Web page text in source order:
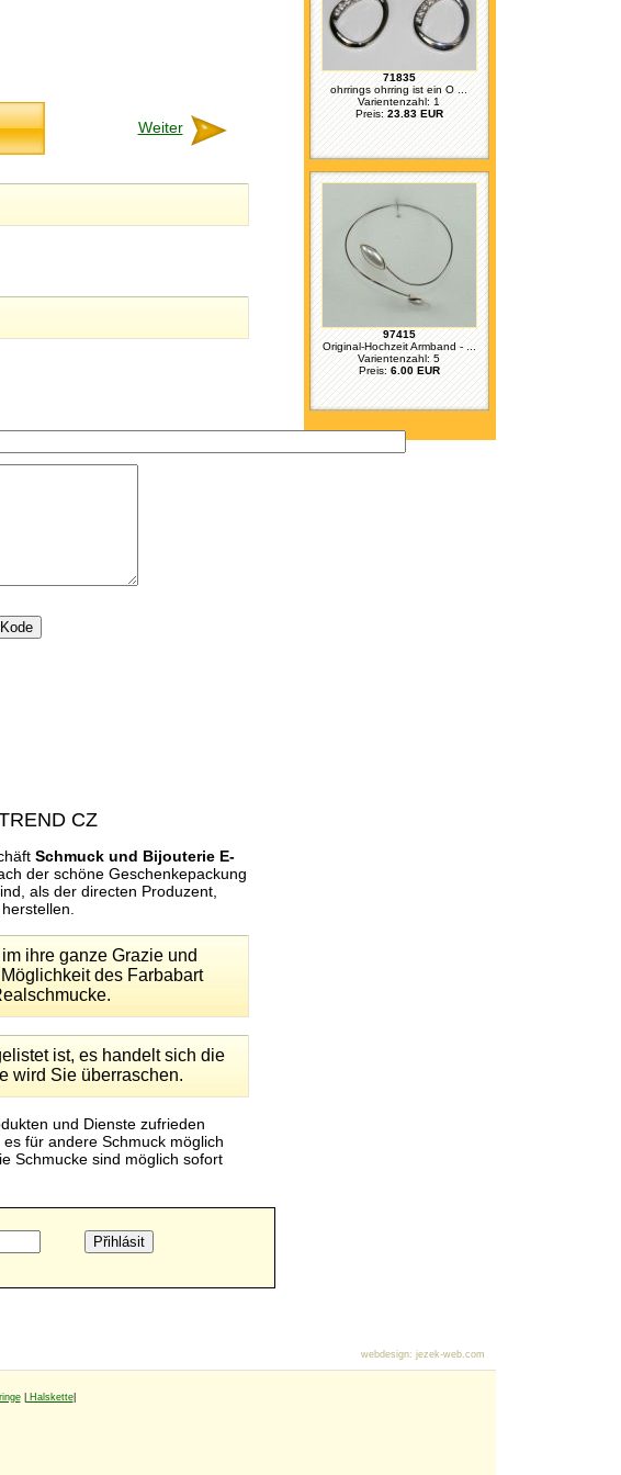
71835
ohrrings ohrring ist ein O ...
Varientenzahl: 1
Preis: 23.83 EUR
97415
Original-Hochzeit Armband - ...
Varientenzahl: 5
Preis: 6.00 EUR
Weiter
CZ
Schmuck und Bijouterie E-
der schöne Geschenkepackung
als der directen Produzent,
ihre ganze Grazie und
des Farbabart
ist, es handelt sich die
wird Sie überraschen.
und Dienste zufrieden
für andere Schmuck möglich
Schmucke sind möglich sofort
| Halskette|
webdesign: jezek-web.com